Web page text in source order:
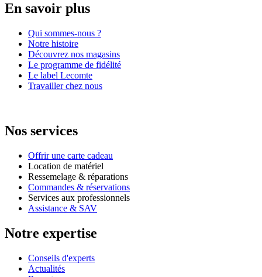
En savoir plus
Qui sommes-nous ?
Notre histoire
Découvrez nos magasins
Le programme de fidélité
Le label Lecomte
Travailler chez nous
Nos services
Offrir une carte cadeau
Location de matériel
Ressemelage & réparations
Commandes & réservations
Services aux professionnels
Assistance & SAV
Notre expertise
Conseils d'experts
Actualités